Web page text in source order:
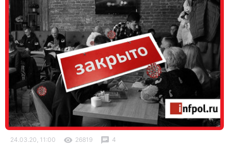
24.03.20, 11:00 26819 4